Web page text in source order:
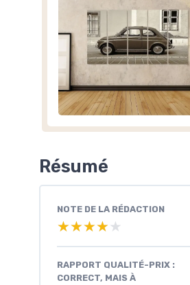
Résumé
NOTE DE LA RÉDACTION
★★★★★
★★★★★
RAPPORT QUALITÉ-PRIX :
CORRECT, MAIS À